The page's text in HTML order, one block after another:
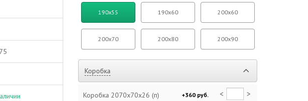
190x55 190x60 200x60
200x70 200x80 200x90
Коробка
Коробка 2070x70x26 (п) +360 руб. < >